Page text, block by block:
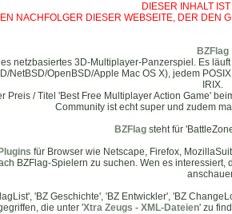
DIESER INHALT
NACHFOLGER DIESER WEBSEITE, DER DEN
BZFlag
netzbasiertes 3D-Multiplayer-Panzerspiel. Es
NetBSD/OpenBSD/Apple Mac OS X), jedem
IRIX.
Preis / Titel 'Best Free Multiplayer Action Game'
Community ist echt super und zudem
BZFlag steht für
für Browser wie Netscape, Firefox,
BZFlag-Spielern zu suchen. Wen es interessiert,
'BZ Geschichte', 'BZ Entwickler', 'BZ
die unter 'Xtra Zeugs - XML-Dateien' zu